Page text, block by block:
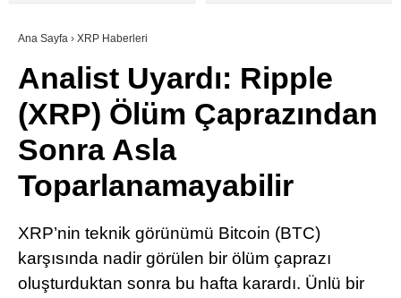
Youtube
TikTok
Telegram
SÖZLÜK
Ana Sayfa › XRP Haberleri
Analist Uyardı: Ripple
(XRP) Ölüm Çaprazından
Sonra Asla
Toparlanamayabilir
XRP’nin teknik görünümü Bitcoin (BTC)
karşısında nadir görülen bir ölüm çaprazı
oluşturduktan sonra bu hafta karardı. Ünlü bir